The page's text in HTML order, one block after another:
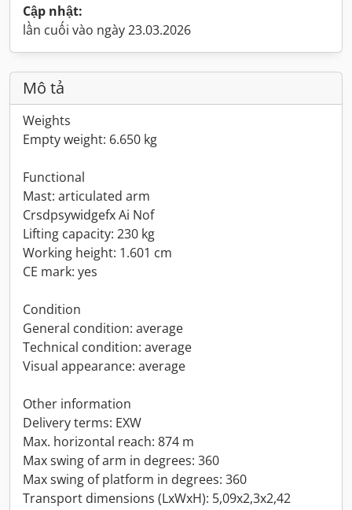
Cập nhật:
lần cuối vào ngày 23.03.2026
Mô tả
Weights
Empty weight: 6.650 kg
Functional
Mast: articulated arm
Crsdpsywidgefx Ai Nof
Lifting capacity: 230 kg
Working height: 1.601 cm
CE mark: yes
Condition
General condition: average
Technical condition: average
Visual appearance: average
Other information
Delivery terms: EXW
Max. horizontal reach: 874 m
Max swing of arm in degrees: 360
Max swing of platform in degrees: 360
Transport dimensions (LxWxH): 5,09x2,3x2,42